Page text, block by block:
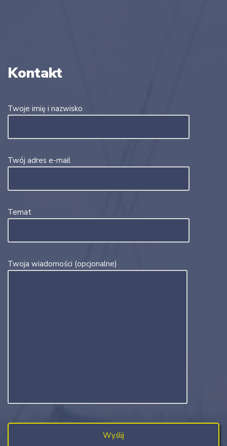
Kontakt
Twoje imię i nazwisko
Twój adres e-mail
Temat
Twoja wiadomości (opcjonalne)